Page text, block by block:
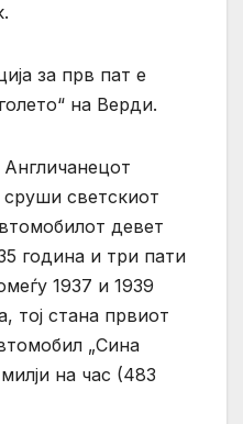
за прв пат е
на Верди.
светскиот
девет
година и три пати
1937 и 1939
тој стана првиот
„Сина
на час (483